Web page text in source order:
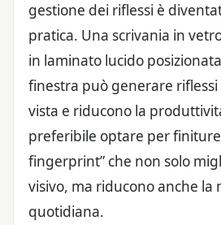
gestione dei riflessi è
pratica. Una scrivania in
in laminato lucido
finestra può generare
vista e riducono la
preferibile optare per finiture
fingerprint” che non solo
visivo, ma riducono anche la
quotidiana.